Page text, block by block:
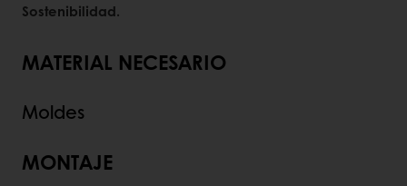
Sostenibilidad.
MATERIAL NECESARIO
Moldes
MONTAJE